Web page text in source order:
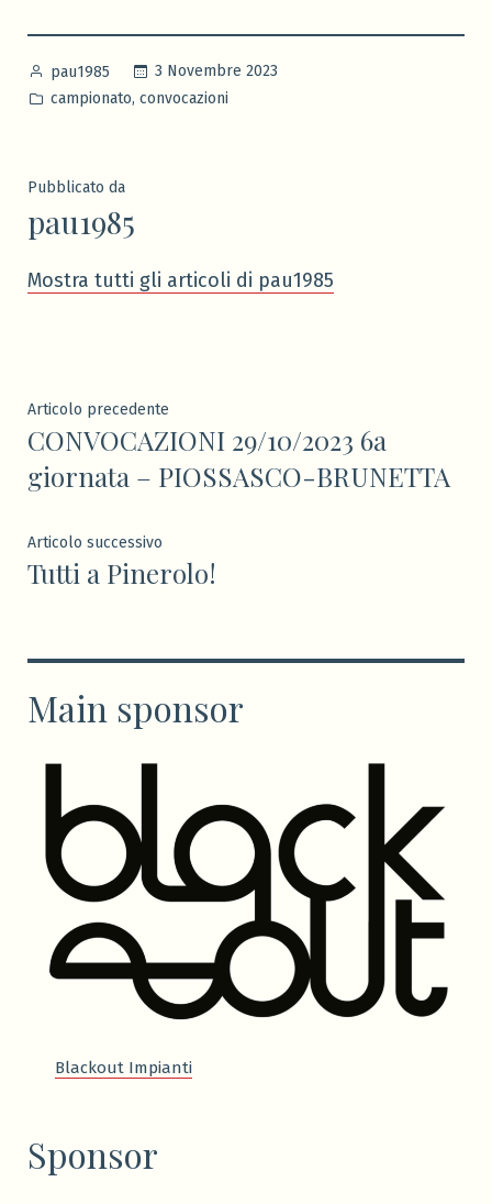
Pubblicato
da
pau1985
3 Novembre 2023
Pubblicato
campionato, convocazioni
Pubblicato da
pau1985
Mostra tutti gli articoli di pau1985
Navigazione
articoli
Articolo precedente
precedente:
CONVOCAZIONI 29/10/2023 6a
giornata – PIOSSASCO-BRUNETTA
Articolo successivo
successivo:
Tutti a Pinerolo!
Main sponsor
Blackout Impianti
Sponsor